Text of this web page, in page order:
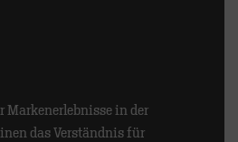
Markenerlebnisse in der
das Verständnis für